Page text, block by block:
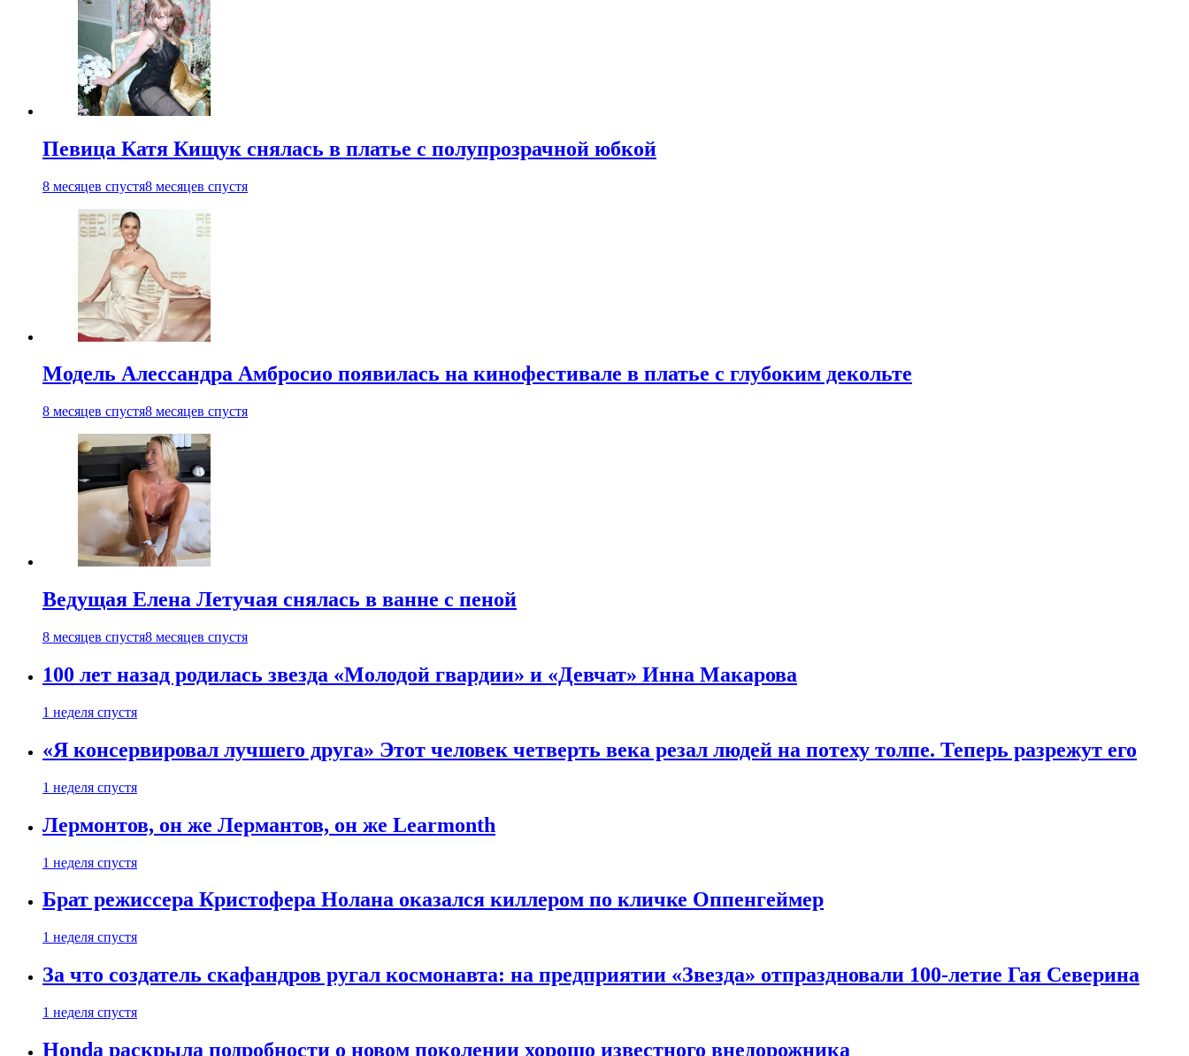
Певица Катя Кищук снялась в платье с полупрозрачной юбкой
8 месяцев спустя8 месяцев спустя
Модель Алессандра Амбросио появилась на кинофестивале в платье с глубоким декольте
8 месяцев спустя8 месяцев спустя
Ведущая Елена Летучая снялась в ванне с пеной
8 месяцев спустя8 месяцев спустя
100 лет назад родилась звезда «Молодой гвардии» и «Девчат» Инна Макарова
1 неделя спустя
«Я консервировал лучшего друга» Этот человек четверть века резал людей на потеху толпе. Теперь разрежут его
1 неделя спустя
Лермонтов, он же Лермантов, он же Learmonth
1 неделя спустя
Брат режиссера Кристофера Нолана оказался киллером по кличке Оппенгеймер
1 неделя спустя
За что создатель скафандров ругал космонавта: на предприятии «Звезда» отпраздновали 100-летие Гая Северина
1 неделя спустя
Honda раскрыла подробности о новом поколении хорошо известного внедорожника